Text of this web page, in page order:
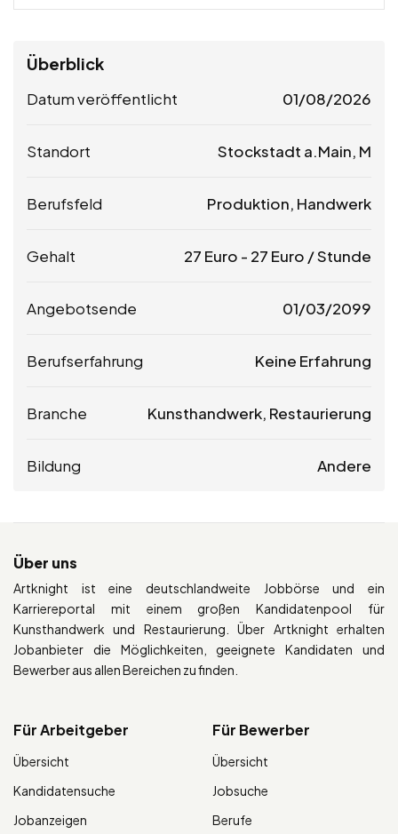
Überblick
Datum veröffentlicht 01/08/2026
Standort Stockstadt a.Main, M
Berufsfeld Produktion, Handwerk
Gehalt 27 Euro - 27 Euro / Stunde
Angebotsende 01/03/2099
Berufserfahrung Keine Erfahrung
Branche Kunsthandwerk, Restaurierung
Bildung Andere
Über uns
Artknight ist eine deutschlandweite Jobbörse und ein
Karriereportal mit einem großen Kandidatenpool für
Kunsthandwerk und Restaurierung. Über Artknight erhalten
Jobanbieter die Möglichkeiten, geeignete Kandidaten und
Bewerber aus allen Bereichen zu finden.
Für Arbeitgeber
Übersicht
Kandidatensuche
Jobanzeigen
Für Bewerber
Übersicht
Jobsuche
Berufe